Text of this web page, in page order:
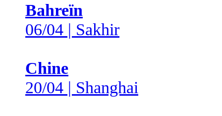
Bahreïn
06/04 | Sakhir
Chine
20/04 | Shanghai